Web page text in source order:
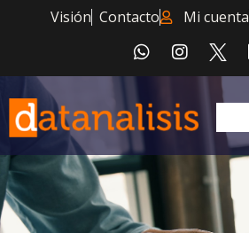
Visión Contacto Mi cuenta